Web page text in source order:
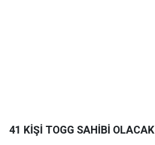
41 KİŞİ TOGG SAHİBİ OLACAK